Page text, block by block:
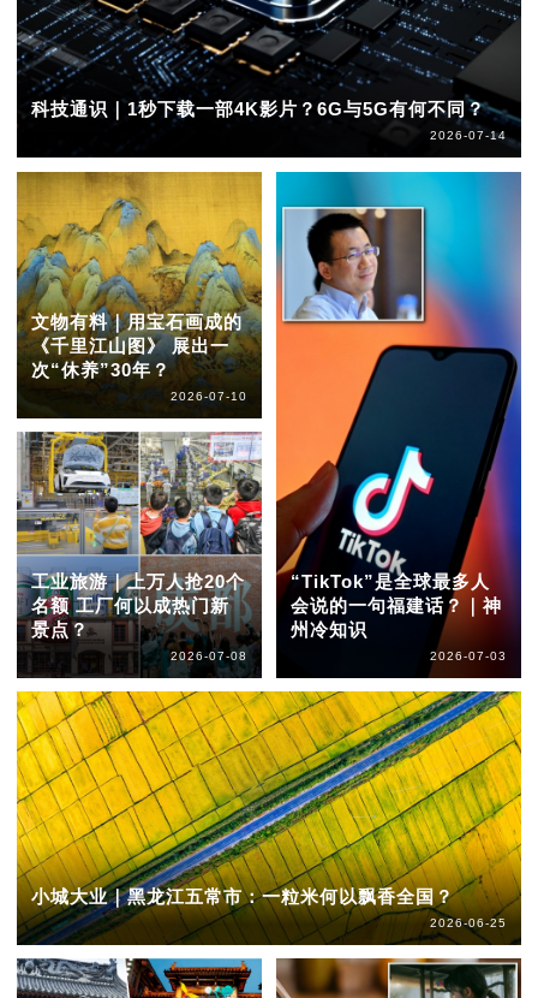
科技通识｜1秒下载一部4K影片？6G与5G有何不同？
2026-07-14
文物有料｜用宝石画成的
《千里江山图》 展出一
次“休养”30年？
2026-07-10
工业旅游｜上万人抢20个
名额 工厂何以成热门新
景点？
2026-07-08
“TikTok”是全球最多人
会说的一句福建话？｜神
州冷知识
2026-07-03
小城大业｜黑龙江五常市：一粒米何以飘香全国？
2026-06-25